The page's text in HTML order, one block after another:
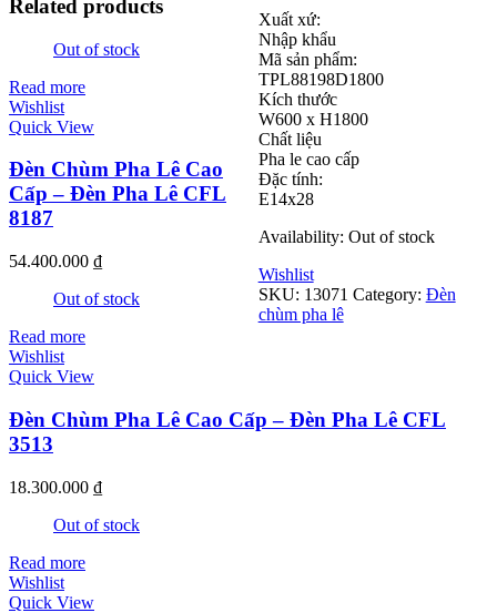
Xuất xứ:
Nhập khẩu
Mã sản phẩm:
TPL88198D1800
Kích thước
W600 x H1800
Chất liệu
Pha le cao cấp
Đặc tính:
E14x28
Availability: Out of stock
Wishlist
SKU: 13071 Category: Đèn
chùm pha lê
Related products
Out of stock
Read more
Wishlist
Quick View
Đèn Chùm Pha Lê Cao
Cấp – Đèn Pha Lê CFL
8187
54.400.000 ₫
Out of stock
Read more
Wishlist
Quick View
Đèn Chùm Pha Lê Cao Cấp – Đèn Pha Lê CFL
3513
18.300.000 ₫
Out of stock
Read more
Wishlist
Quick View